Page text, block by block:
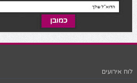
לוח אירועים